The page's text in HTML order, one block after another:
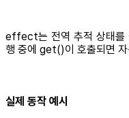
effect는 전역 추적 상태를
행 중에 get()이 호출되면 자
실제 동작 예시